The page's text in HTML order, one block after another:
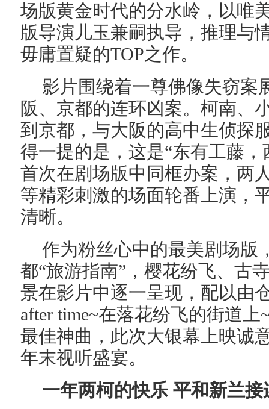
场版黄金时代的分水岭，以唯
版导演儿玉兼嗣执导，推理与
毋庸置疑的TOP之作。
影片围绕着一尊佛像失窃案
阪、京都的连环凶案。柯南、
到京都，与大阪的高中生侦探
得一提的是，这是“东有工藤，
首次在剧场版中同框办案，两
等精彩刺激的场面轮番上演，
清晰。
作为粉丝心中的最美剧场版
都“旅游指南”，樱花纷飞、古
景在影片中逐一呈现，配以由
after time~在落花纷飞的街道上
最佳神曲，此次大银幕上映诚
年末视听盛宴。
一年两柯的快乐 平和新兰接